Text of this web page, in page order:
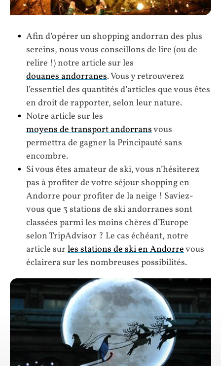
Afin d’opérer un shopping andorran des plus
sereins, nous vous conseillons de lire (ou de
relire !) notre article sur les
douanes andorranes. Vous y retrouverez
l’essentiel des quantités d’articles que vous êtes
en droit de rapporter, selon leur nature.
Notre article sur les
moyens de transport andorransvous
permettra de gagner la Principauté sans
encombre.
Si vous êtes amateur de ski, vous n’hésiterez
pas à profiter de votre séjour shopping en
Andorre pour profiter de la neige ! Saviez-
vous que 3 stations de ski andorranes sont
classées parmi les moins chères d’Europe
selon TripAdvisor ? Le cas échéant, notre
article sur les stations de ski en Andorrevous
éclairera sur les nombreuses possibilités.